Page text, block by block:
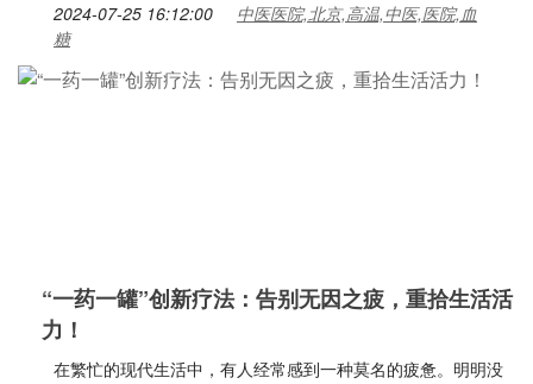
2024-07-25 16:12:00
中医医院,北京,高温,中医,医院,血
糖
“一药一罐”创新疗法：告别无因之疲，重拾生活活
力！
在繁忙的现代生活中，有人经常感到一种莫名的疲惫。明明没